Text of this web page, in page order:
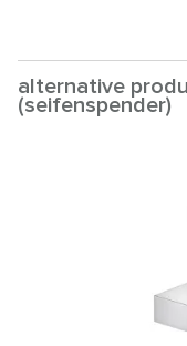
alternative
(seifenspender)